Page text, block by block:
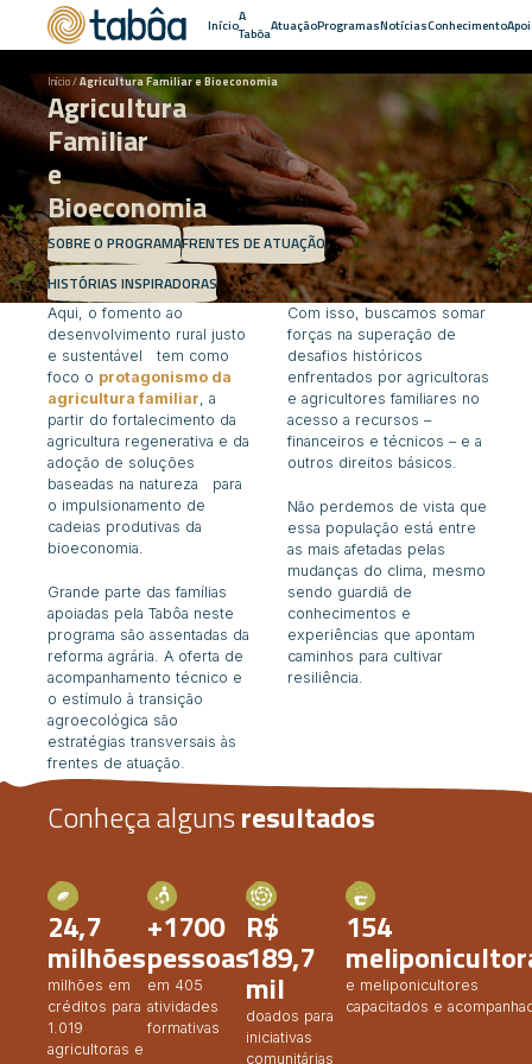
InícioA
TabôaAtuaçãoProgramasNotíciasConhecimento
Início/Agricultura Familiar e Bioeconomia
Agricultura
Familiar
e
Bioeconomia
SOBRE O PROGRAMAFRENTES DE ATUAÇÃO
HISTÓRIAS INSPIRADORAS
Aqui, o fomento ao
desenvolvimento rural justo
e sustentável tem como
foco o protagonismo da
agricultura familiar, a
partir do fortalecimento da
agricultura regenerativa e da
adoção de soluções
baseadas na natureza para
o impulsionamento de
cadeias produtivas da
bioeconomia.
Grande parte das famílias
apoiadas pela Tabôa neste
programa são assentadas da
reforma agrária. A oferta de
acompanhamento técnico e
o estímulo à transição
agroecológica são
estratégias transversais às
frentes de atuação.
Com isso, buscamos somar
forças na superação de
desafios históricos
enfrentados por agricultoras
e agricultores familiares no
acesso a recursos –
financeiros e técnicos – e a
outros direitos básicos.
Não perdemos de vista que
essa população está entre
as mais afetadas pelas
mudanças do clima, mesmo
sendo guardiã de
conhecimentos e
experiências que apontam
caminhos para cultivar
resiliência.
Conheça algunsresultados
24,7
milhões
milhões em
créditos para
1.019
agricultoras e
+1700
pessoas
em 405
atividades
formativas
R$
189,7
mil
doados para
iniciativas
comunitárias
154
e meliponicultores
capacitados e